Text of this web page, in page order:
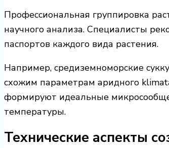
Профессиональная группировка
научного анализа. Специалисты
паспортов каждого вида растения.
Например, средиземноморские
схожим параметрам аридного
формируют идеальные
температуры.
Технические аспекты